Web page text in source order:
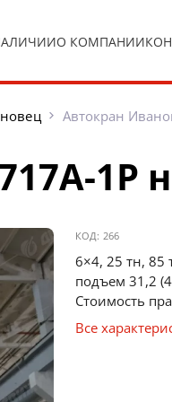
О КОМПАНИИ
Автокран
1Р
КОД: 266
6×4, 25 тн, 85
подъем 31,2
Стоимость
Все